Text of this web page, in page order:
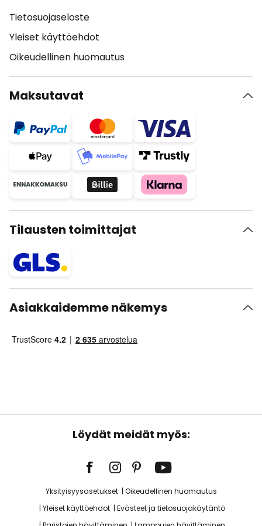
Tietosuojaseloste
Yleiset käyttöehdot
Oikeudellinen huomautus
Maksutavat
Tilausten toimittajat
Asiakkaidemme näkemys
Löydät meidät myös:
Yksityisyysasetukset
Oikeudellinen huomautus
Yleiset käyttöehdot
Evästeet ja tietosuojakäytäntö